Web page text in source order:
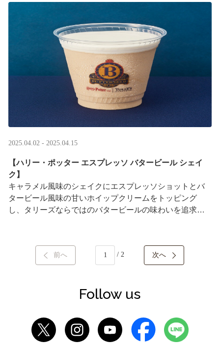
2025.04.02 - 2025.04.15
【ハリー・ポッター エスプレッソ バタービール シェイ
ク】
キャラメル風味のシェイクにエスプレッソショットとバ
タービール風味の甘いホイップクリームをトッピング
し、タリーズならではのバタービールの味わいを追求し
前へ / 2 次へ
Follow us